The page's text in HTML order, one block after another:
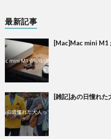
最新記事
[Mac]Mac mini M1
[雑記]あの日憧れた